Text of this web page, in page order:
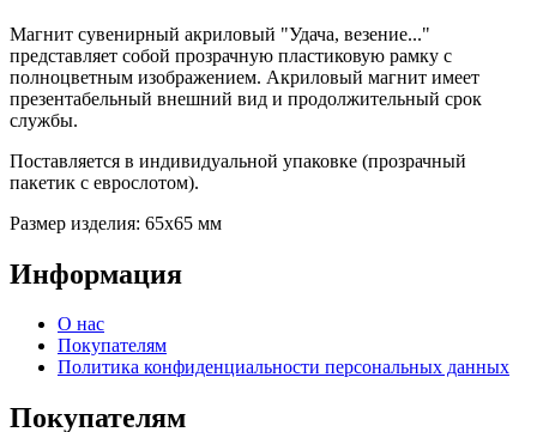
Магнит сувенирный акриловый "Удача, везение..."
представляет собой прозрачную пластиковую рамку с
полноцветным изображением. Акриловый магнит имеет
презентабельный внешний вид и продолжительный срок
службы.
Поставляется в индивидуальной упаковке (прозрачный
пакетик с еврослотом).
Размер изделия: 65х65 мм
Информация
О нас
Покупателям
Политика конфиденциальности персональных данных
Покупателям